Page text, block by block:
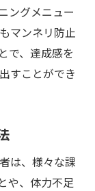
ングメニュー
マンネリ防止
で、達成感を
すことができ
は、様々な課
や、体力不足